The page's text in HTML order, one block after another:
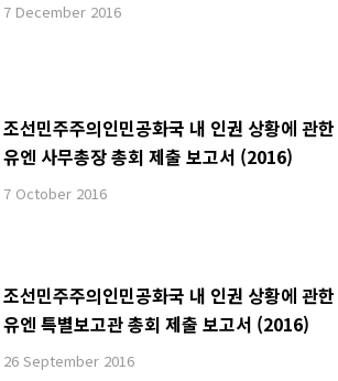
7 December 2016
조선민주주의인민공화국 내 인권 상황에 관한
유엔 사무총장 총회 제출 보고서 (2016)
7 October 2016
조선민주주의인민공화국 내 인권 상황에 관한
유엔 특별보고관 총회 제출 보고서 (2016)
26 September 2016